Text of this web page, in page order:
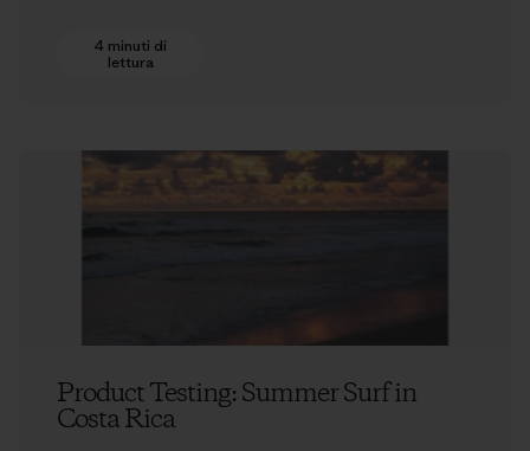
4 minuti di
lettura
Product Testing: Summer Surf in
Costa Rica